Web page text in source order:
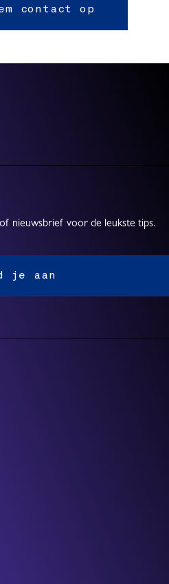
contact op
nieuwsbrief voor de leukste tips.
je aan